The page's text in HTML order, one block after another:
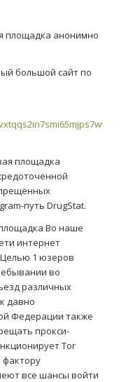
площадка анонимно
большой сайт по
площадка
путь DrugStat.
Во наше
интернет
Целью 1 юзеров
во
различных
давно
Федерации также
прокси-
Tor
фактору
все шансы войти